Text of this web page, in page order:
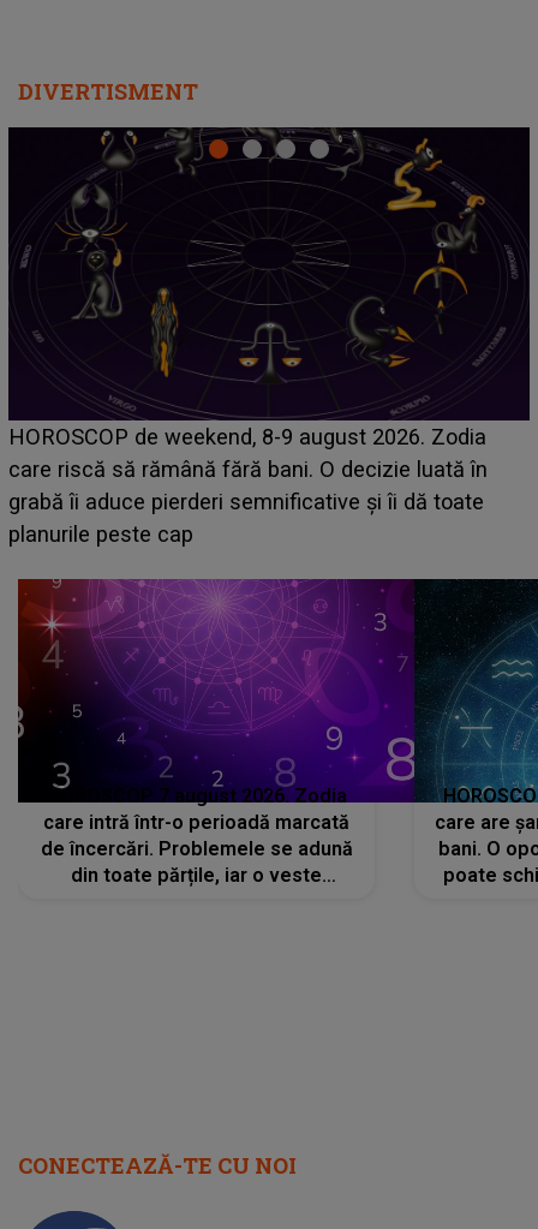
DIVERTISMENT
Emanuel a ținut ACEST DETALIU ASCUNS până
acum! În fața Alexandrei, concurentul din Casa Iubirii
face o MĂRTURISIRE NEAȘTEPTATĂ despre mama
sa: "I-am spus și ei în față, eu nu te iubesc pentru
HOROSCOP 7 august 2026. Zodia
care intră într-o perioadă marcată
de încercări. Problemele se adună
din toate părțile, iar o veste
care are
bani. O
poate
CONECTEAZĂ-TE CU NOI